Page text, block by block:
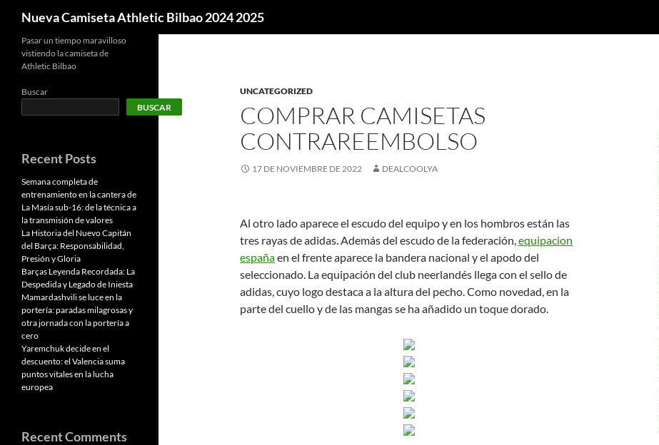
Nueva Camiseta Athletic Bilbao 2024 2025
UNCATEGORIZED
COMPRAR CAMISETAS
CONTRAREEMBOLSO
17 DE NOVIEMBRE DE 2022 DEALCOOLYA
Al otro lado aparece el escudo del equipo y en los hombros están las
tres rayas de adidas. Además del escudo de la federación,equipacion
españaen el frente aparece la bandera nacional y el apodo del
seleccionado. La equipación del club neerlandés llega con el sello de
adidas, cuyo logo destaca a la altura del pecho. Como novedad, en la
parte del cuello y de las mangas se ha añadido un toque dorado.
Pasar un tiempo maravilloso
vistiendo la camiseta de
Athletic Bilbao
Buscar
BUSCAR
Recent Posts
Semana completa de
entrenamiento en la cantera de
La Masía sub-16: de la técnica a
la transmisión de valores
La Historia del Nuevo Capitán
del Barça: Responsabilidad,
Presión y Gloria
Barças Leyenda Recordada: La
Despedida y Legado de Iniesta
Mamardashvili se luce en la
portería: paradas milagrosas y
otra jornada con la portería a
cero
Yaremchuk decide en el
descuento: el Valencia suma
puntos vitales en la lucha
europea
Recent Comments